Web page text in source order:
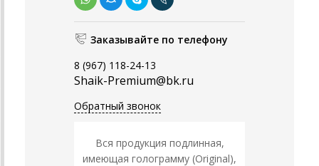
Заказывайте по телефону
8 (967) 118-24-13
Shaik-Premium@bk.ru
Обратный звонок
Вся продукция подлинная,
имеющая голограмму (Original),